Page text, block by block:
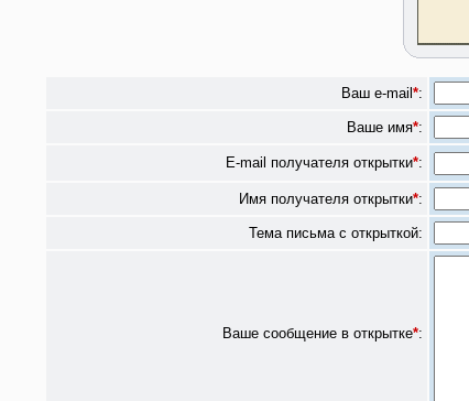
Ваш e-mail *:
Ваше имя*:
E-mail получателя открытки*:
Имя получателя открытки*:
Тема письма с открыткой:
Ваше сообщение в открытке*: